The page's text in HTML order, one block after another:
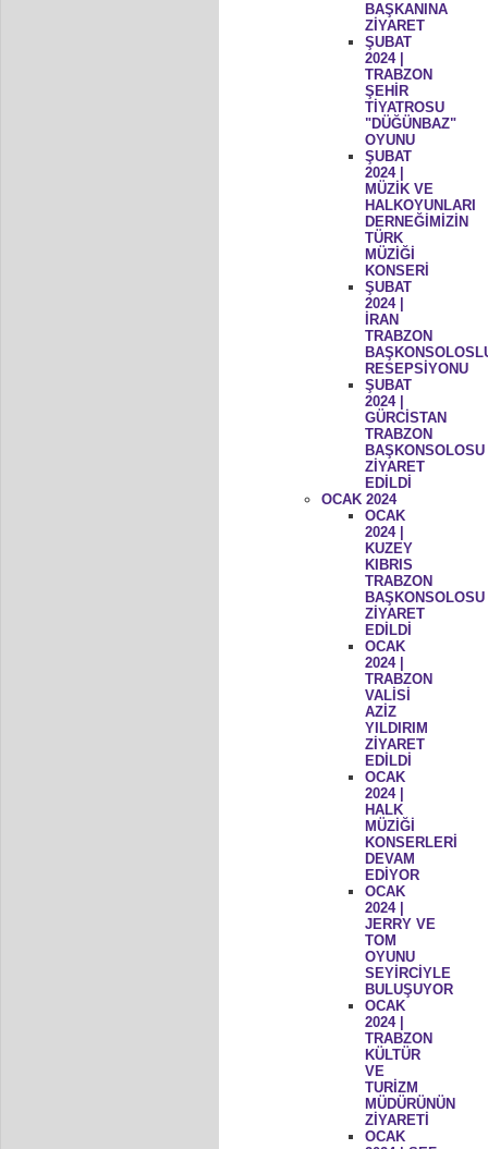
BAŞKANINA
ZİYARET
ŞUBAT
2024 |
TRABZON
ŞEHİR
TİYATROSU
"DÜĞÜNBAZ"
OYUNU
ŞUBAT
2024 |
MÜZİK VE
HALKOYUNLARI
DERNEĞİMİZİN
TÜRK
MÜZİĞİ
KONSERİ
ŞUBAT
2024 |
İRAN
TRABZON
RESEPSİYONU
ŞUBAT
2024 |
GÜRCİSTAN
TRABZON
BAŞKONSOLOSU
ZİYARET
EDİLDİ
OCAK 2024
OCAK
2024 |
KUZEY
KIBRIS
TRABZON
BAŞKONSOLOSU
ZİYARET
EDİLDİ
OCAK
2024 |
TRABZON
VALİSİ
AZİZ
YILDIRIM
ZİYARET
EDİLDİ
OCAK
2024 |
HALK
MÜZİĞİ
KONSERLERİ
DEVAM
EDİYOR
OCAK
2024 |
JERRY VE
TOM
OYUNU
SEYİRCİYLE
BULUŞUYOR
OCAK
2024 |
TRABZON
KÜLTÜR
VE
TURİZM
MÜDÜRÜNÜN
ZİYARETİ
OCAK